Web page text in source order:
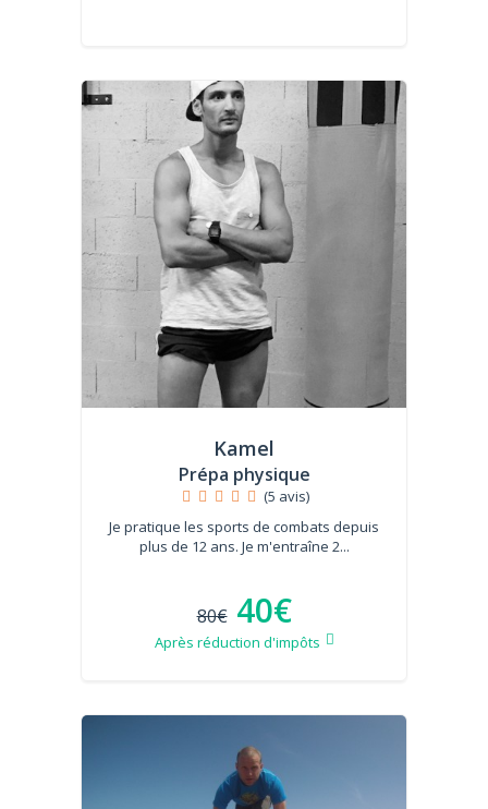
Kamel
Prépa physique
(5 avis)
Je pratique les sports de combats depuis
plus de 12 ans. Je m'entraîne 2...
80€ 40€
Après réduction d'impôts